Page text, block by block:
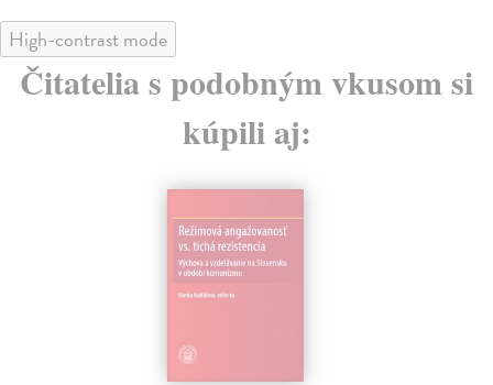
High-contrast mode
Čitatelia s podobným vkusom si
kúpili aj: